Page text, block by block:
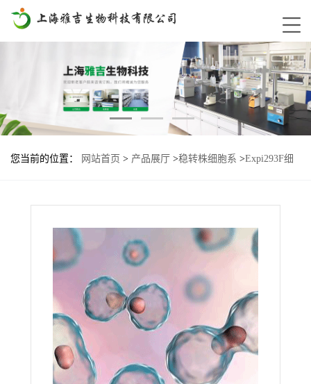
您当前的位置： 网站首页 > 产品展厅 >稳转株细胞系 >Expi293F细